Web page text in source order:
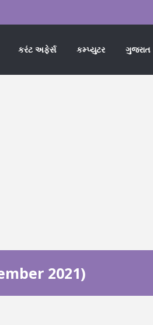
કરંટ અફેર્સ કમ્પ્યુટર ગુજરાત
2021)